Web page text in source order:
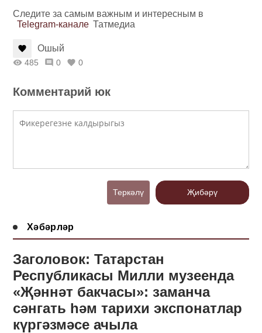
Следите за самым важным и интересным в
Telegram-канале Татмедиа
Ошый
485 0 0
Комментарий юк
Теркәлү Җибәрү
Хәбәрләр
Заголовок: Татарстан
Республикасы Милли музеенда
«Җәннәт бакчасы»: заманча
сәнгать һәм тарихи экспонатлар
күргәзмәсе ачыла